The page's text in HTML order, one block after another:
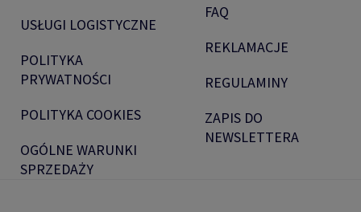
USŁUGI LOGISTYCZNE
POLITYKA
PRYWATNOŚCI
POLITYKA COOKIES
OGÓLNE WARUNKI
SPRZEDAŻY
FAQ
REKLAMACJE
REGULAMINY
ZAPIS DO
NEWSLETTERA